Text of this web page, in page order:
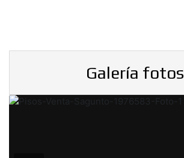
Galería fotos